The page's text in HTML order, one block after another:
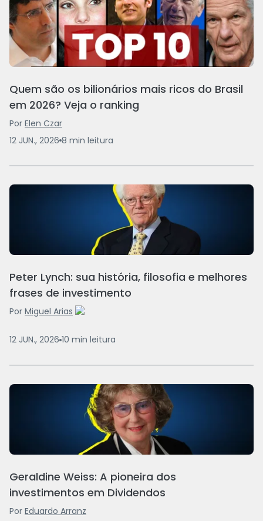
Quem são os bilionários mais ricos do Brasil
em 2026? Veja o ranking
Por Elen Czar
12 JUN., 2026 8 min leitura
Peter Lynch: sua história, filosofia e melhores
frases de investimento
Por Miguel Arias
12 JUN., 2026 10 min leitura
Geraldine Weiss: A pioneira dos
investimentos em Dividendos
Por Eduardo Arranz